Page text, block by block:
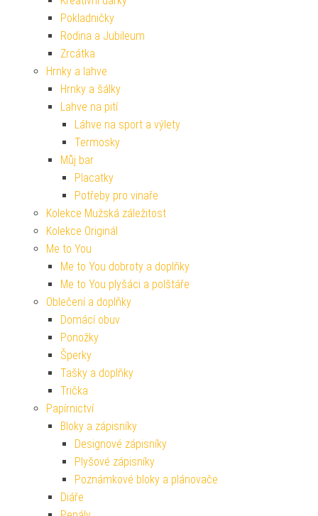
Pokladničky
Rodina a Jubileum
Zrcátka
Hrnky a lahve
Hrnky a šálky
Lahve na pití
Láhve na sport a výlety
Termosky
Můj bar
Placatky
Potřeby pro vinaře
Kolekce Mužská záležitost
Kolekce Originál
Me to You
Me to You dobroty a doplňky
Me to You plyšáci a polštáře
Oblečení a doplňky
Domácí obuv
Ponožky
Šperky
Tašky a doplňky
Trička
Papírnictví
Bloky a zápisníky
Designové zápisníky
Plyšové zápisníky
Poznámkové bloky a plánovače
Diáře